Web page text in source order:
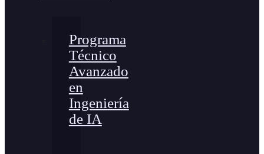
Programa
Técnico
Avanzado
en
Ingeniería
de IA